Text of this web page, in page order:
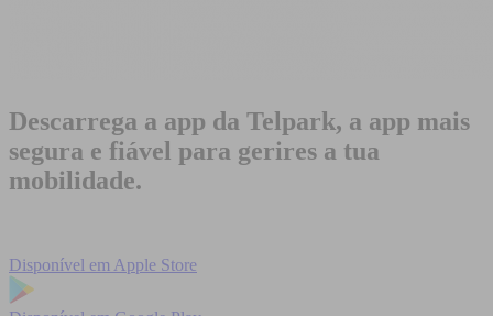
Descarrega a app da Telpark, a app mais
segura e fiável para gerires a tua
mobilidade.
Disponível em Apple Store